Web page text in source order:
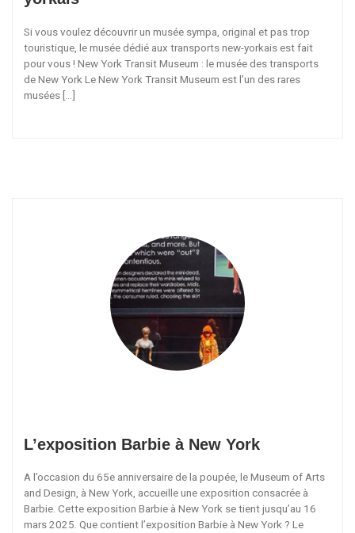
Si vous voulez découvrir un musée sympa, original et pas trop
touristique, le musée dédié aux transports new-yorkais est fait
pour vous ! New York Transit Museum : le musée des transports
de New York Le New York Transit Museum est l’un des rares
musées […]
L’exposition Barbie à New York
A l’occasion du 65e anniversaire de la poupée, le Museum of Arts
and Design, à New York, accueille une exposition consacrée à
Barbie. Cette exposition Barbie à New York se tient jusqu’au 16
mars 2025. Que contient l’exposition Barbie à New York ? Le